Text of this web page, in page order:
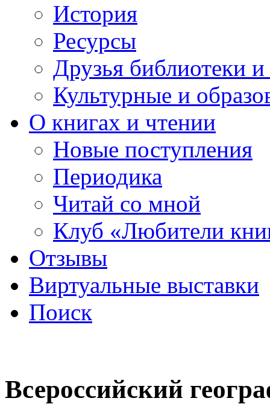
История
Ресурсы
Друзья библиотеки
Культурные и
О книгах и чтении
Новые поступления
Периодика
Читай со мной
Клуб «Любители
Отзывы
Виртуальные выставки
Поиск
Всероссийский